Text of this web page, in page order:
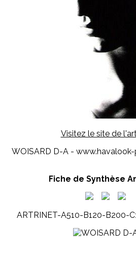
Visitez le site de
WOISARD D-A -
Fiche de Synthèse
ARTRINET-A510-B120-B200-